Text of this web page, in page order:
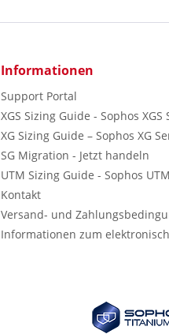
Informationen
Support Portal
XGS Sizing Guide - Sophos
XG Sizing Guide – Sophos XG
SG Migration - Jetzt handeln
UTM Sizing Guide - Sophos
Kontakt
Versand- und
Informationen zum